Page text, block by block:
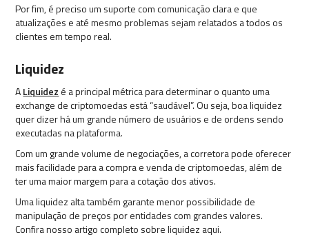
Por fim, é preciso um suporte com comunicação clara e que
atualizações e até mesmo problemas sejam relatados a todos os
clientes em tempo real.
Liquidez
ALiquidez é a principal métrica para determinar o quanto uma
exchange de criptomoedas está “saudável”. Ou seja, boa liquidez
quer dizer há um grande número de usuários e de ordens sendo
executadas na plataforma.
Com um grande volume de negociações, a corretora pode oferecer
mais facilidade para a compra e venda de criptomoedas, além de
ter uma maior margem para a cotação dos ativos.
Uma liquidez alta também garante menor possibilidade de
manipulação de preços por entidades com grandes valores.
Confira nosso artigo completo sobre liquidez aqui.